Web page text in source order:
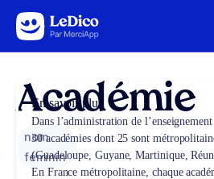
Aller au contenu
Académie
nom
féminin
En savoir plus
Dans l’administration de
30 académies dont 25 sont
(Guadeloupe, Guyane, Martinique,
En France métropolitaine, chaque